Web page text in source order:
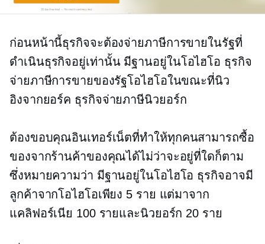
ก่อนหน้านี้ธุรกิจจะต้องจ่ายภาษีการขายในรัฐที่
ดำเนินธุรกิจอยู่เท่านั้น มีฐานอยู่ในโอไฮโอ ธุรกิจ
จ่ายภาษีการขายของรัฐโอไฮโอในขณะที่นิว
อิงจากยอร์ค ธุรกิจจ่ายภาษีนิวยอร์ก
ต้องขอบคุณอินเทอร์เน็ตที่ทำให้ทุกคนสามารถซื้อ
ของจากร้านค้าของคุณได้ไม่ว่าจะอยู่ที่ใดก็ตาม
ซึ่งหมายความว่า มีฐานอยู่ในโอไฮโอ ธุรกิจอาจมี
ลูกค้าจากโอไฮโอเพียง 5 ราย แต่มาจาก
แคลิฟอร์เนีย 100 รายและนิวยอร์ก 20 ราย